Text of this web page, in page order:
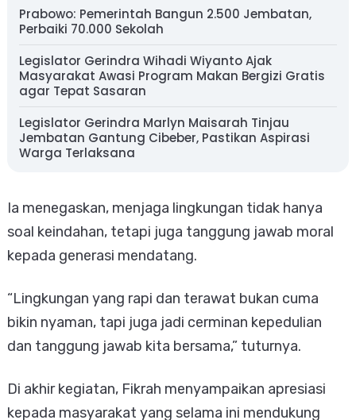
Prabowo: Pemerintah Bangun 2.500 Jembatan,
Perbaiki 70.000 Sekolah
Legislator Gerindra Wihadi Wiyanto Ajak
Masyarakat Awasi Program Makan Bergizi Gratis
agar Tepat Sasaran
Legislator Gerindra Marlyn Maisarah Tinjau
Jembatan Gantung Cibeber, Pastikan Aspirasi
Warga Terlaksana
Ia menegaskan, menjaga lingkungan tidak hanya
soal keindahan, tetapi juga tanggung jawab moral
kepada generasi mendatang.
“Lingkungan yang rapi dan terawat bukan cuma
bikin nyaman, tapi juga jadi cerminan kepedulian
dan tanggung jawab kita bersama,” tuturnya.
Di akhir kegiatan, Fikrah menyampaikan apresiasi
kepada masyarakat yang selama ini mendukung